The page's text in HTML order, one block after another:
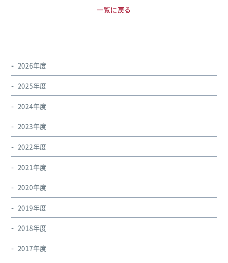
一覧に戻る
2026年度
2025年度
2024年度
2023年度
2022年度
2021年度
2020年度
2019年度
2018年度
2017年度